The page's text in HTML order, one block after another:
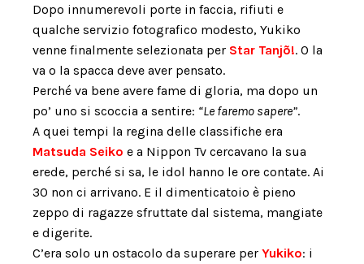
Dopo innumerevoli porte in faccia, rifiuti e
qualche servizio fotografico modesto, Yukiko
venne finalmente selezionata per Star Tanjõ!. O la
va o la spacca deve aver pensato.
Perché va bene avere fame di gloria, ma dopo un
po’ uno si scoccia a sentire: “Le faremo sapere”.
A quei tempi la regina delle classifiche era
Matsuda Seiko e a Nippon Tv cercavano la sua
erede, perché si sa, le idol hanno le ore contate. Ai
30 non ci arrivano. E il dimenticatoio è pieno
zeppo di ragazze sfruttate dal sistema, mangiate
e digerite.
C’era solo un ostacolo da superare per Yukiko: i